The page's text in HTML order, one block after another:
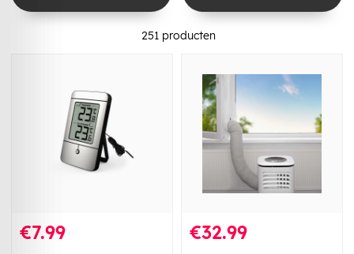
251 producten
€7.99 €32.99